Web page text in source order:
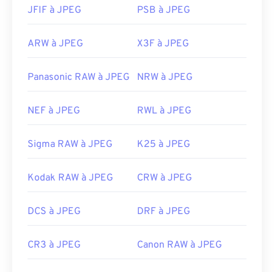
JFIF à JPEG PSB à JPEG
ARW à JPEG X3F à JPEG
Panasonic RAW à JPEG NRW à JPEG
NEF à JPEG RWL à JPEG
Sigma RAW à JPEG K25 à JPEG
Kodak RAW à JPEG CRW à JPEG
DCS à JPEG DRF à JPEG
CR3 à JPEG Canon RAW à JPEG